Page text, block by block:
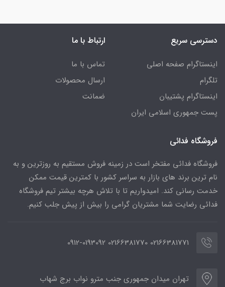
دسترسی سریع
اینستاگرام صفحه اصلی
تلگرام
اینستاگرام پشتیبان
پست جمهوری اسلامی ایران
ارتباط با ما
تماس با ما
ارسال محصولات
ضمانت
فروشگاه فدائی
فروشگاه فدائی مفتخر است در زمینه فروش مستقیم به روزترین و به
نام ترین برند های بازار به سراسر کشور با کمترین قیمت ممکن
خدمت رسانی کند. امیدواریم تا با تلاش هرچه بیشتر تیم فروشگاه
فدائی رضایت شما مشتریان گرامی را بیش از پیش جلب کنیم.
02166381771 02166381770 0912-0193092
تهران میدان جمهوری جنب مترو نواب برج شهاب